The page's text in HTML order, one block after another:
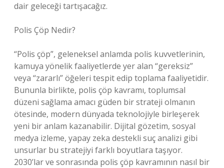
dair geleceği tartışacağız.
Polis Çöp Nedir?
“Polis çöp”, geleneksel anlamda polis kuvvetlerinin,
kamuya yönelik faaliyetlerde yer alan “gereksiz”
veya “zararlı” öğeleri tespit edip toplama faaliyetidir.
Bununla birlikte, polis çöp kavramı, toplumsal
düzeni sağlama amacı güden bir strateji olmanın
ötesinde, modern dünyada teknolojiyle birleşerek
yeni bir anlam kazanabilir. Dijital gözetim, sosyal
medya izleme, yapay zeka destekli suç analizi gibi
unsurlar bu stratejiyi farklı boyutlara taşıyor.
2030’lar ve sonrasında polis çöp kavramının nasıl bir